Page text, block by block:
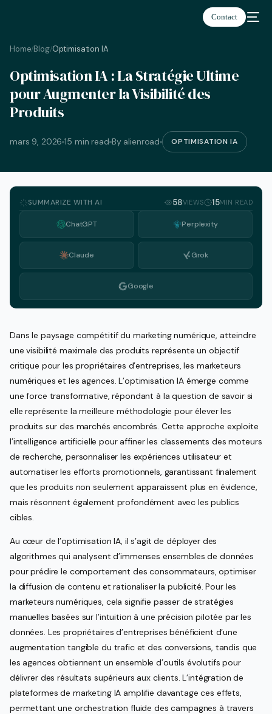
Contact
Home/Blog/Optimisation IA
Optimisation IA : La Stratégie Ultime
pour Augmenter la Visibilité des
Produits
mars 9, 2026 15 min read By alienroad OPTIMISATION IA
SUMMARIZE WITH AI 58VIEWS 15MIN READ
ChatGPT Perplexity
Claude Grok
Google
Dans le paysage compétitif du marketing numérique, atteindre
une visibilité maximale des produits représente un objectif
critique pour les propriétaires d’entreprises, les marketeurs
numériques et les agences. L’optimisation IA émerge comme
une force transformative, répondant à la question de savoir si
elle représente la meilleure méthodologie pour élever les
produits sur des marchés encombrés. Cette approche exploite
l’intelligence artificielle pour affiner les classements des moteurs
de recherche, personnaliser les expériences utilisateur et
automatiser les efforts promotionnels, garantissant finalement
que les produits non seulement apparaissent plus en évidence,
mais résonnent également profondément avec les publics
cibles.
Au cœur de l’optimisation IA, il s’agit de déployer des
algorithmes qui analysent d’immenses ensembles de données
pour prédire le comportement des consommateurs, optimiser
la diffusion de contenu et rationaliser la publicité. Pour les
marketeurs numériques, cela signifie passer de stratégies
manuelles basées sur l’intuition à une précision pilotée par les
données. Les propriétaires d’entreprises bénéficient d’une
augmentation tangible du trafic et des conversions, tandis que
les agences obtiennent un ensemble d’outils évolutifs pour
délivrer des résultats supérieurs aux clients. L’intégration de
plateformes de marketing IA amplifie davantage ces effets,
permettant une orchestration fluide des campagnes à travers
Français